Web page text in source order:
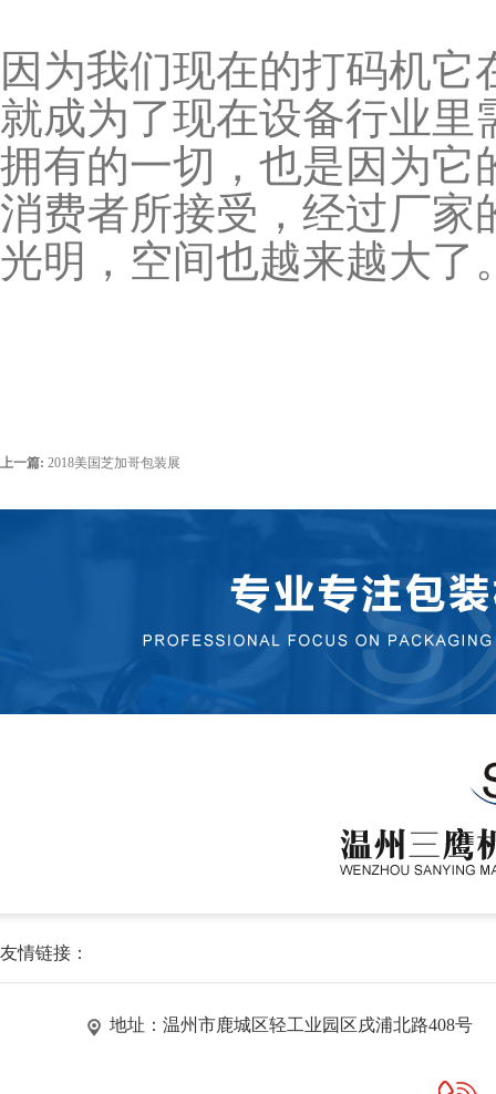
因为我们现在的打码机
就成为了现在设备行业里
拥有的一切，也是因为它
消费者所接受，经过厂家
光明，空间也越来越大了
上一篇: 2018美国芝加哥包装展
友情链接：
地址：温州市鹿城区轻工业园区戌浦北路408号